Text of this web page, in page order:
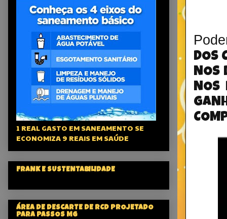
DOS
NOS
NOS
1 REAL GASTO EM SANEAMENTO SE
ECONOMIZA 9 REAIS EM SAÚDE
FRANK E SUSTENTABILIDADE
ÁREA DE DESCARTE DE RCD PROJETADO
PARA PASSOS MG